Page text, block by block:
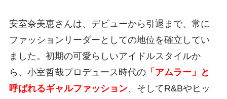
安室奈美恵さんは、デビューから引退まで、常に
ファッションリーダーとしての地位を確立してい
ました。初期の可愛らしいアイドルスタイルか
ら、小室哲哉プロデュース時代の「アムラー」と
呼ばれるギャルファッション、そしてR&Bやヒッ